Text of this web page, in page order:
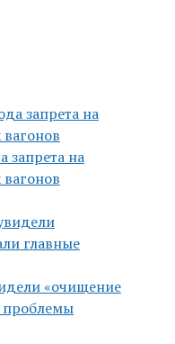
запрета на
«очищение
проблемы